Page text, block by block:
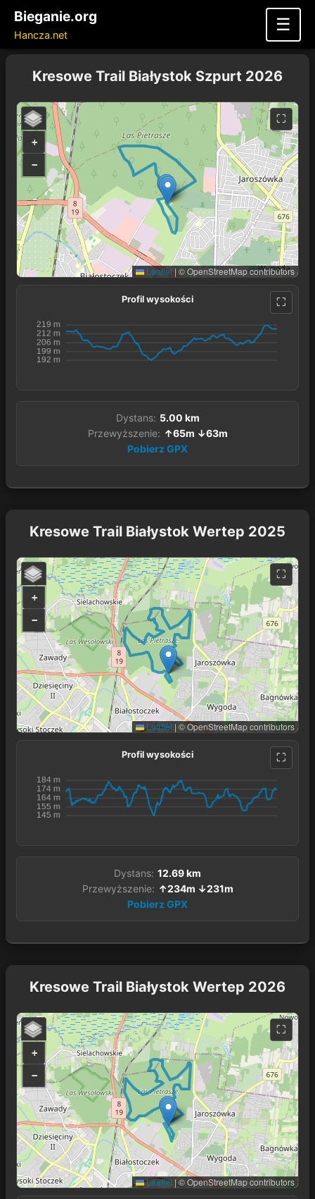
Bieganie.org
Hancza.net
☰
Kresowe Trail Białystok Szpurt 2026
+
−
Leaflet|© OpenStreetMap contributors
Profil wysokości
Dystans: 5.00 km
Przewyższenie: ↑65m ↓63m
Pobierz GPX
Kresowe Trail Białystok Wertep 2025
+
−
Leaflet|© OpenStreetMap contributors
Profil wysokości
Dystans: 12.69 km
Przewyższenie: ↑234m ↓231m
Pobierz GPX
Kresowe Trail Białystok Wertep 2026
+
−
Leaflet|© OpenStreetMap contributors